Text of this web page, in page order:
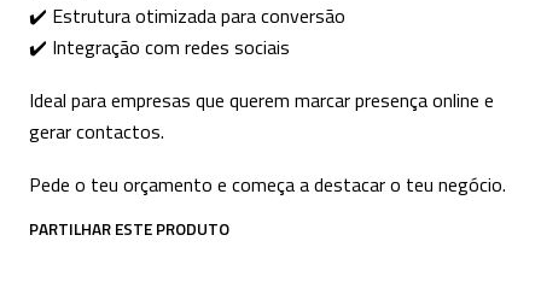
✔️ Estrutura otimizada para conversão
✔️ Integração com redes sociais
Ideal para empresas que querem marcar presença online e
gerar contactos.
Pede o teu orçamento e começa a destacar o teu negócio.
PARTILHAR ESTE PRODUTO